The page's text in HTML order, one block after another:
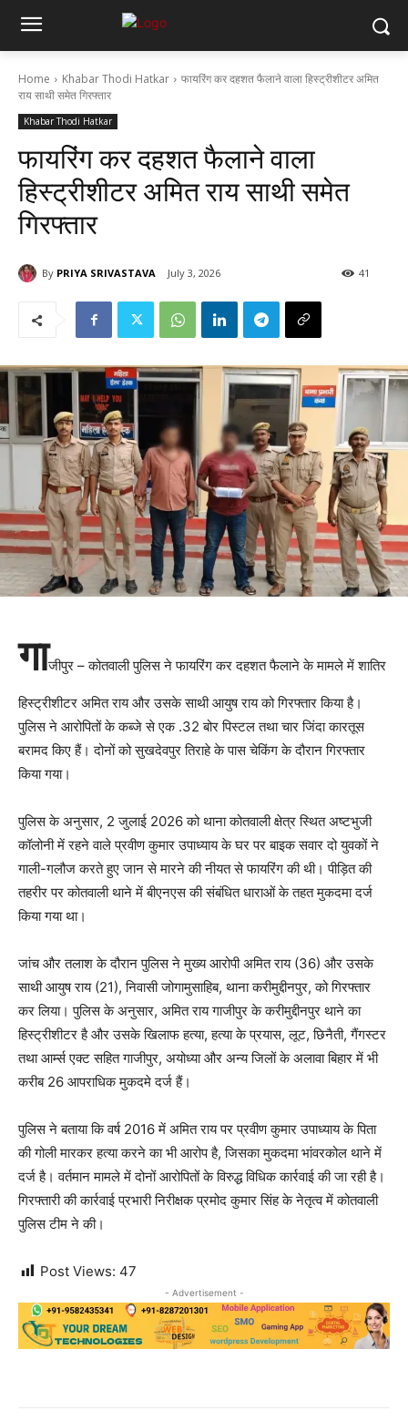
Home Khabar Thodi Hatkar
फायरिंग कर दहशत फैलाने वाला हिस्ट्रीशीटर अमित
राय साथी समेत गिरफ्तार
Khabar Thodi Hatkar
फायरिंग कर दहशत फैलाने वाला
हिस्ट्रीशीटर अमित राय साथी समेत
गिरफ्तार
By PRIYA SRIVASTAVA July 3, 2026 41
गाजीपुर – कोतवाली पुलिस ने फायरिंग कर दहशत फैलाने के मामले में शातिर
हिस्ट्रीशीटर अमित राय और उसके साथी आयुष राय को गिरफ्तार किया है।
पुलिस ने आरोपितों के कब्जे से एक .32 बोर पिस्टल तथा चार जिंदा कारतूस
बरामद किए हैं। दोनों को सुखदेवपुर तिराहे के पास चेकिंग के दौरान गिरफ्तार
किया गया।
पुलिस के अनुसार, 2 जुलाई 2026 को थाना कोतवाली क्षेत्र स्थित अष्टभुजी
कॉलोनी में रहने वाले प्रवीण कुमार उपाध्याय के घर पर बाइक सवार दो युवकों ने
गाली-गलौज करते हुए जान से मारने की नीयत से फायरिंग की थी। पीड़ित की
तहरीर पर कोतवाली थाने में बीएनएस की संबंधित धाराओं के तहत मुकदमा दर्ज
किया गया था।
जांच और तलाश के दौरान पुलिस ने मुख्य आरोपी अमित राय (36) और उसके
साथी आयुष राय (21), निवासी जोगामुसाहिब, थाना करीमुद्दीनपुर, को गिरफ्तार
कर लिया। पुलिस के अनुसार, अमित राय गाजीपुर के करीमुद्दीनपुर थाने का
हिस्ट्रीशीटर है और उसके खिलाफ हत्या, हत्या के प्रयास, लूट, छिनैती, गैंगस्टर
तथा आर्म्स एक्ट सहित गाजीपुर, अयोध्या और अन्य जिलों के अलावा बिहार में भी
करीब 26 आपराधिक मुकदमे दर्ज हैं।
पुलिस ने बताया कि वर्ष 2016 में अमित राय पर प्रवीण कुमार उपाध्याय के पिता
की गोली मारकर हत्या करने का भी आरोप है, जिसका मुकदमा भांवरकोल थाने में
दर्ज है। वर्तमान मामले में दोनों आरोपितों के विरुद्ध विधिक कार्रवाई की जा रही है।
गिरफ्तारी की कार्रवाई प्रभारी निरीक्षक प्रमोद कुमार सिंह के नेतृत्व में कोतवाली
पुलिस टीम ने की।
Post Views: 47
- Advertisement -